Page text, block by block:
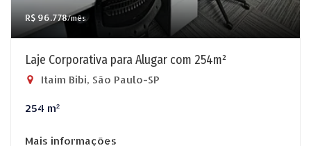
R$ 96.778/mês
Laje Corporativa para Alugar com 254m²
Itaim Bibi, São Paulo-SP
254 m²
Mais informações